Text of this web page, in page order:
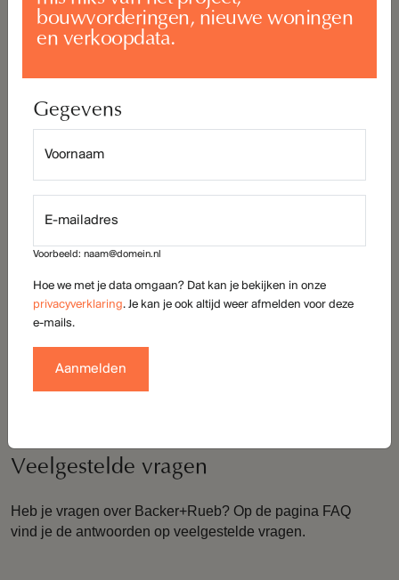
verveelt.
De masterbedroom biedt ruimte voor een royale walk-in
kamer, waardoor ook logés in alle comfort verblijven.
Verder beschikt het penthouse overtwee praktische
bergingenéntwee privé-parkeerplaatsen
Bekijk bouwnummer 45 in de woningzoeker
Heb je vragen of wil je direct een optie aanvragen? Neem
dan telefonisch contact op met Van de Water Makelaars
via 076 – 5 24 24 00.
Veelgestelde vragen
Heb je vragen over Backer+Rueb? Op de pagina FAQ
vind je de antwoorden op veelgestelde vragen.
bouwvorderingen, nieuwe woningen
en verkoopdata.